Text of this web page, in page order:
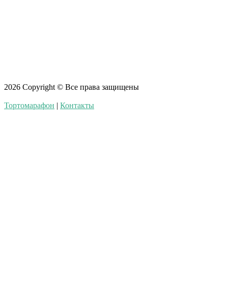
2026 Copyright © Все права защищены
Тортомарафон | Контакты